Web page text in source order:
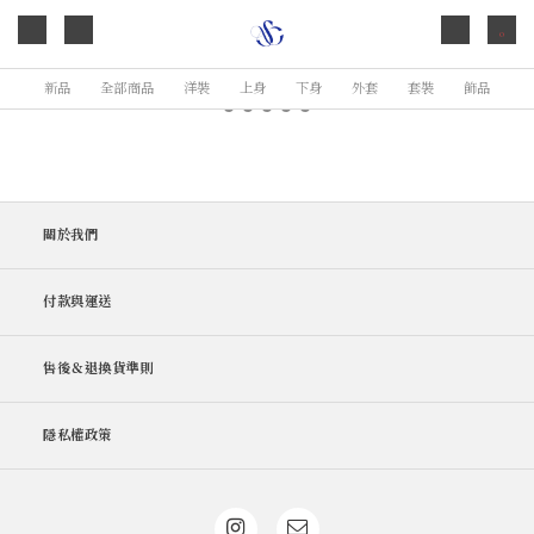
0
新品 全部商品 洋裝 上身 下身 外套 套裝 飾品
關於我們
付款與運送
售後＆退換貨準則
隱私權政策